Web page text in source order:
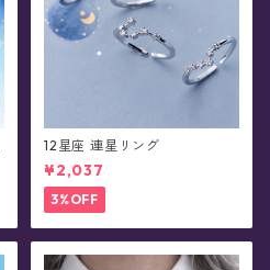
12星座 連星リング
¥2,037
3%OFF